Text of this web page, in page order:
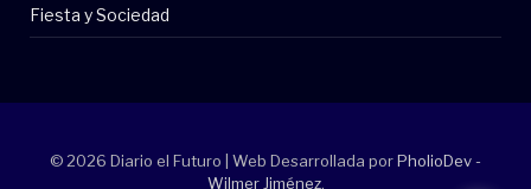
Fiesta y Sociedad
© 2026 Diario el Futuro | Web Desarrollada porPholioDev -
Wilmer Jiménez.